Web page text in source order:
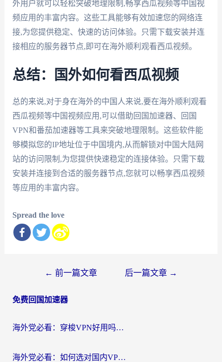
外用户就可以轻松突破地理限制,畅享西瓜视频等中国视
频应用的丰富内容。这些工具能够有效加速您的网络连
接,为您提供稳定、快速的访问体验。只需下载安装并连
接相应的服务器节点,即可在海外顺利观看西瓜视频。
总结：国外如何看西瓜视频
总的来说,对于身在海外的中国人来说,要在海外顺利观看
西瓜视频等中国视频应用,可以借助回国加速器、回国
VPN和番茄加速器等工具来突破地理限制。这些软件能
够模拟您的IP地址位于中国境内,从而解锁对中国大陆网
站的访问限制,为您提供快速稳定的连接体验。只需下载
安装并连接到合适的服务器节点,您就可以畅享西瓜视频
等应用的丰富内容。
Spread the love
导
← 前一篇文章 后一篇文章 →
免费回国加速器
海外党必看：穿梭VPN好用吗？和云帆VPN对比哪个回国效果更好？附真实测评+避坑指南
海外党必看：如何选对国内VPN，实现无缝访问国内资源？